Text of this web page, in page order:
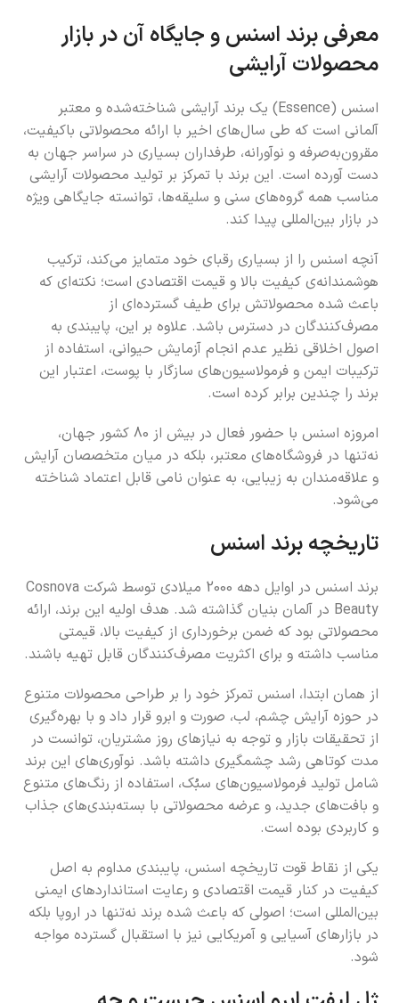
معرفی برند اسنس و جایگاه آن در بازار
محصولات آرایشی
اسنس (Essence) یک برند آرایشی شناخته‌شده و معتبر
آلمانی است که طی سال‌های اخیر با ارائه محصولاتی باکیفیت،
مقرون‌به‌صرفه و نوآورانه، طرفداران بسیاری در سراسر جهان به
دست آورده است. این برند با تمرکز بر تولید محصولات آرایشی
مناسب همه گروه‌های سنی و سلیقه‌ها، توانسته جایگاهی ویژه
در بازار بین‌المللی پیدا کند.
آنچه اسنس را از بسیاری رقبای خود متمایز می‌کند، ترکیب
هوشمندانه‌ی کیفیت بالا و قیمت اقتصادی است؛ نکته‌ای که
باعث شده محصولاتش برای طیف گسترده‌ای از
مصرف‌کنندگان در دسترس باشد. علاوه بر این، پایبندی به
اصول اخلاقی نظیر عدم انجام آزمایش حیوانی، استفاده از
ترکیبات ایمن و فرمولاسیون‌های سازگار با پوست، اعتبار این
برند را چندین برابر کرده است.
امروزه اسنس با حضور فعال در بیش از 80 کشور جهان،
نه‌تنها در فروشگاه‌های معتبر، بلکه در میان متخصصان آرایش
و علاقه‌مندان به زیبایی، به عنوان نامی قابل اعتماد شناخته
می‌شود.
تاریخچه برند اسنس
برند اسنس در اوایل دهه 2000 میلادی توسط شرکت Cosnova
Beauty در آلمان بنیان گذاشته شد. هدف اولیه این برند، ارائه
محصولاتی بود که ضمن برخورداری از کیفیت بالا، قیمتی
مناسب داشته و برای اکثریت مصرف‌کنندگان قابل تهیه باشند.
از همان ابتدا، اسنس تمرکز خود را بر طراحی محصولات متنوع
در حوزه آرایش چشم، لب، صورت و ابرو قرار داد و با بهره‌گیری
از تحقیقات بازار و توجه به نیازهای روز مشتریان، توانست در
مدت کوتاهی رشد چشمگیری داشته باشد. نوآوری‌های این برند
شامل تولید فرمولاسیون‌های سبُک، استفاده از رنگ‌های متنوع
و بافت‌های جدید، و عرضه محصولاتی با بسته‌بندی‌های جذاب
و کاربردی بوده است.
یکی از نقاط قوت تاریخچه اسنس، پایبندی مداوم به اصل
کیفیت در کنار قیمت اقتصادی و رعایت استانداردهای ایمنی
بین‌المللی است؛ اصولی که باعث شده برند نه‌تنها در اروپا بلکه
در بازارهای آسیایی و آمریکایی نیز با استقبال گسترده مواجه
شود.